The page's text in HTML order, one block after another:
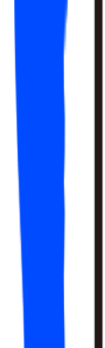
和渠道配置。搭
试优化后提升至
付费漏斗搭建
付费漏斗搭建侧
确保口径正确；
漏斗时间窗口
冲动消费型（如
员订阅）建议 24